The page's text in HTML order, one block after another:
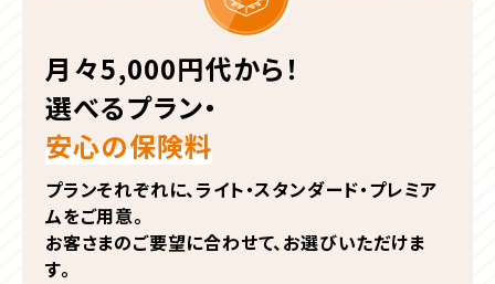
月々5,000円代から！
選べるプラン・
安心の保険料
プランそれぞれに、ライト・スタンダード・プレミア
ムをご用意。
お客さまのご要望に合わせて、お選びいただけま
す。